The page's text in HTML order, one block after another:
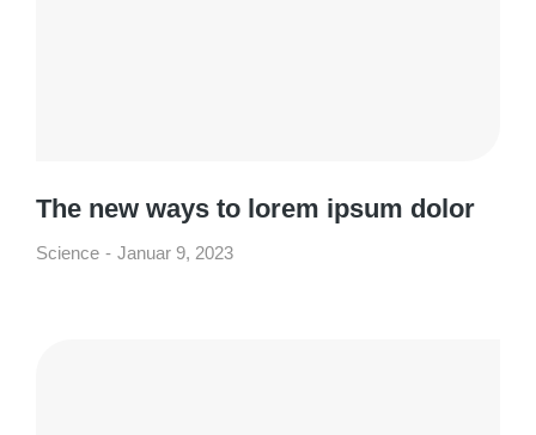
The new ways to lorem ipsum dolor
Science Januar 9, 2023